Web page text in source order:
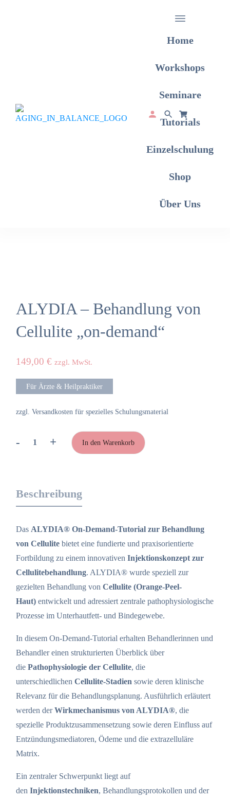
Home
Workshops
Seminare
Tutorials
Einzelschulung
Shop
Über Uns
ALYDIA – Behandlung von
Cellulite „on-demand“
149,00 € zzgl. MwSt.
Für Ärzte & Heilpraktiker
zzgl. Versandkosten für spezielles Schulungsmaterial
-ALYDIA
Cellulite
"on-
Menge
+ In den Warenkorb
Beschreibung
Das ALYDIA® On-Demand-Tutorial zur Behandlung
von Cellulite bietet eine fundierte und praxisorientierte
Fortbildung zu einem innovativen Injektionskonzept zur
Cellulitebehandlung. ALYDIA® wurde speziell zur
gezielten Behandlung von Cellulite (Orange-Peel-
Haut) entwickelt und adressiert zentrale pathophysiologische
Prozesse im Unterhautfett- und Bindegewebe.
In diesem On-Demand-Tutorial erhalten Behandlerinnen und
Behandler einen strukturierten Überblick über
die Pathophysiologie der Cellulite, die
unterschiedlichen Cellulite-Stadien sowie deren klinische
Relevanz für die Behandlungsplanung. Ausführlich erläutert
werden der Wirkmechanismus von ALYDIA®, die
spezielle Produktzusammensetzung sowie deren Einfluss auf
Entzündungsmediatoren, Ödeme und die extrazelluläre
Matrix.
Ein zentraler Schwerpunkt liegt auf
den Injektionstechniken, Behandlungsprotokollen und der